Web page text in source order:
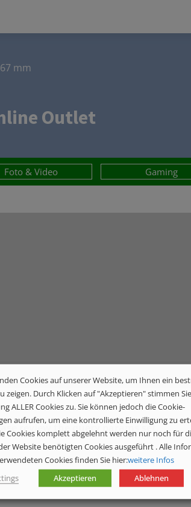
mm
Outlet
Foto & Video Gaming
review the query params set.
Cookies auf unserer Website, um Ihnen ein
zeigen. Durch Klicken auf "Akzeptieren" stimmen
ALLER Cookies zu. Sie können jedoch die Cookie-
aufrufen, um eine kontrollierte Einwilligung zu
Cookies komplett abgelehnt werden nur noch für
Website benötigten Cookies ausgeführt . Alle
Cookies finden Sie hier:weitere Infos
Akzeptieren Ablehnen